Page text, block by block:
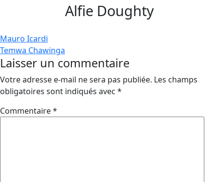
Alfie Doughty
Navigation
de
l’article
Mauro Icardi
Temwa Chawinga
Laisser un commentaire
Votre adresse e-mail ne sera pas publiée. Les champs
obligatoires sont indiqués avec *
Commentaire*